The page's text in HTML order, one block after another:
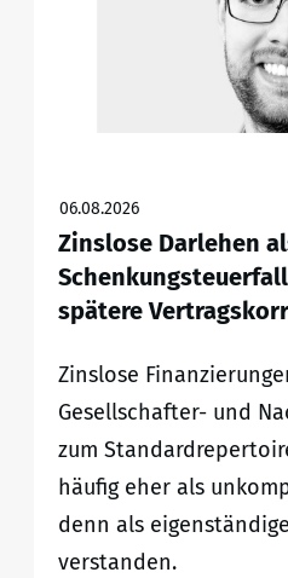
06.08.2026
Zinslose Darlehen
spätere
Zinslose
Gesellschafter- und
zum
häufig eher als
denn als
verstanden.